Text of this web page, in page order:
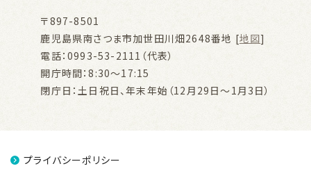
〒897-8501
鹿児島県南さつま市加世田川畑2648番地 [地図]
電話：0993-53-2111（代表）
開庁時間：8:30～17:15
閉庁日：土日祝日、年末年始（12月29日～1月3日）
プライバシーポリシー